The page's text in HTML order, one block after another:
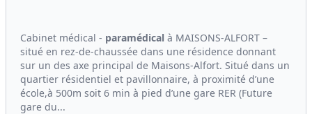
Cabinet médical - paramédical à MAISONS-ALFORT –
situé en rez-de-chaussée dans une résidence donnant
sur un des axe principal de Maisons-Alfort. Situé dans un
quartier résidentiel et pavillonnaire, à proximité d’une
école,à 500m soit 6 min à pied d’une gare RER (Future
gare du...